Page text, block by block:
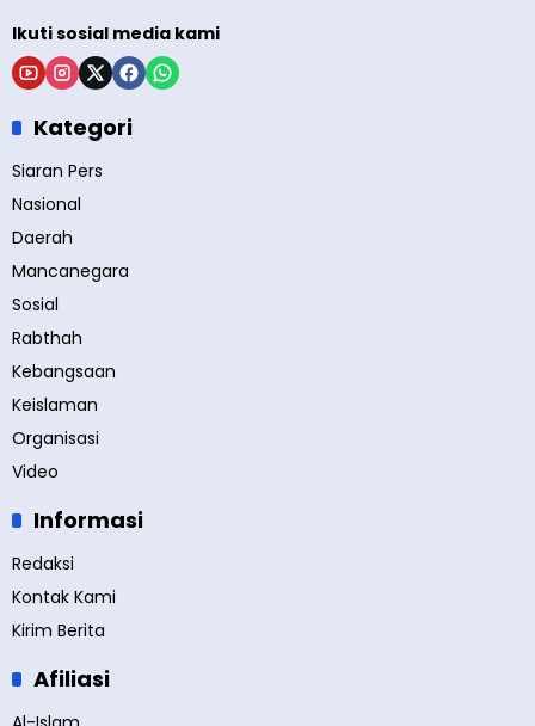
Ikuti sosial media kami
Kategori
Siaran Pers
Nasional
Daerah
Mancanegara
Sosial
Rabthah
Kebangsaan
Keislaman
Organisasi
Video
Informasi
Redaksi
Kontak Kami
Kirim Berita
Afiliasi